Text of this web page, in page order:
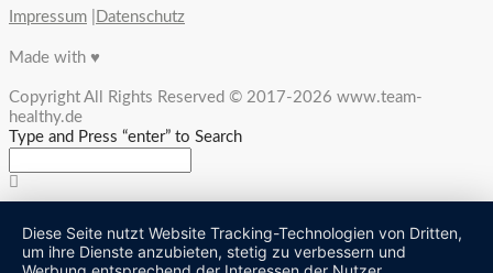
Impressum Datenschutz
Made with ♥
Copyright All Rights Reserved © 2017-2026 www.team-
healthy.de
Type and Press “enter” to Search
Diese Seite nutzt Website Tracking-Technologien von Dritten,
um ihre Dienste anzubieten, stetig zu verbessern und